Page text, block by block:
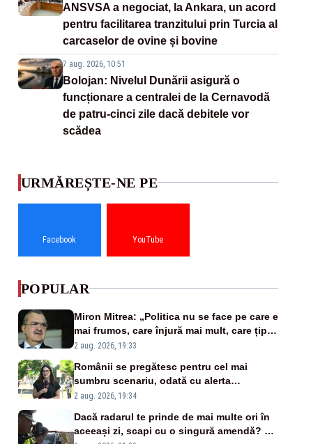
ANSVSA a negociat, la Ankara, un acord
pentru facilitarea tranzitului prin Turcia al
carcaselor de ovine și bovine
7 aug. 2026, 10:51
Bolojan: Nivelul Dunării asigură o
funcționare a centralei de la Cernavodă
de patru-cinci zile dacă debitele vor
scădea
URMĂREȘTE-NE PE
Facebook YouTube
POPULAR
Miron Mitrea: „Politica nu se face pe care e
mai frumos, care înjură mai mult, care țipă
mai tare, ci pe proiecte”
2 aug. 2026, 19:33
Românii se pregătesc pentru cel mai
sumbru scenariu, odată cu alerta
energetică
2 aug. 2026, 19:34
Dacă radarul te prinde de mai multe ori în
aceeași zi, scapi cu o singură amendă? Ce